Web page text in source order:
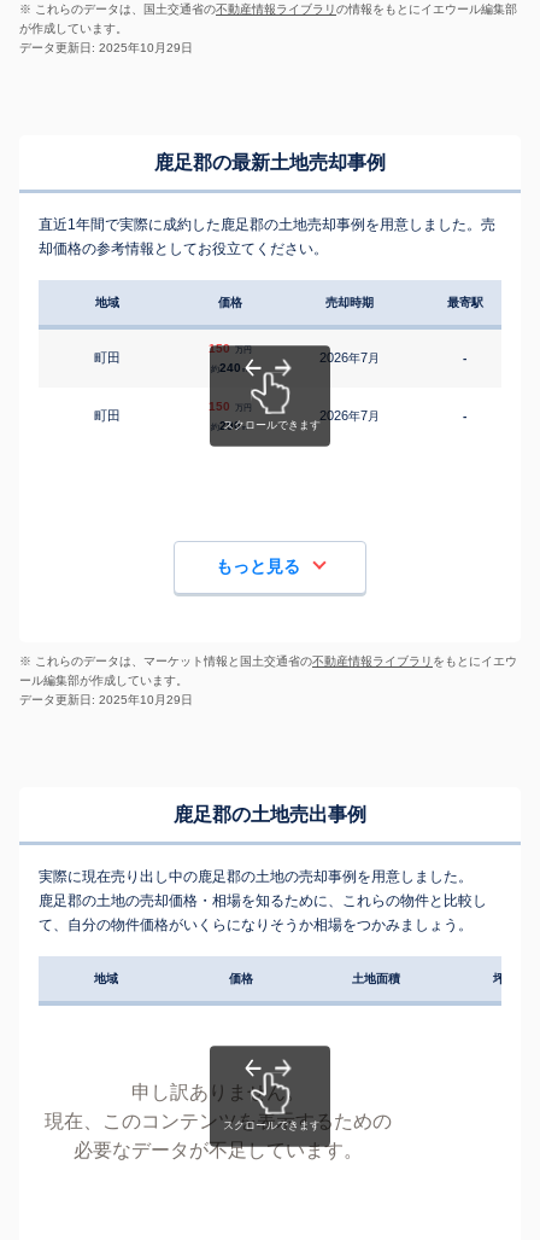
※ これらのデータは、国土交通省の不動産情報ライブラリの情報をもとにイエウール編集部
が作成しています。
データ更新日: 2025年10月29日
鹿足郡の最新土地売却事例
直近1年間で実際に成約した鹿足郡の土地売却事例を用意しました。売
却価格の参考情報としてお役立てください。
地域 価格 売却時期 最寄駅
町田
150 万円
約240 ㎡
2026年7月 -
町田
150 万円
約290㎡
2026年7月 -
もっと見る
※ これらのデータは、マーケット情報と国土交通省の不動産情報ライブラリ をもとにイエウ
ール編集部が作成しています。
データ更新日: 2025年10月29日
鹿足郡の土地売出事例
実際に現在売り出し中の鹿足郡の土地の売却事例を用意しました。
鹿足郡の土地の売却価格・相場を知るために、これらの物件と比較し
て、自分の物件価格がいくらになりそうか相場をつかみましょう。
地域 価格 土地面積 坪単価
申し訳ありません。
現在、このコンテンツを表示するための
必要なデータが不足しています。